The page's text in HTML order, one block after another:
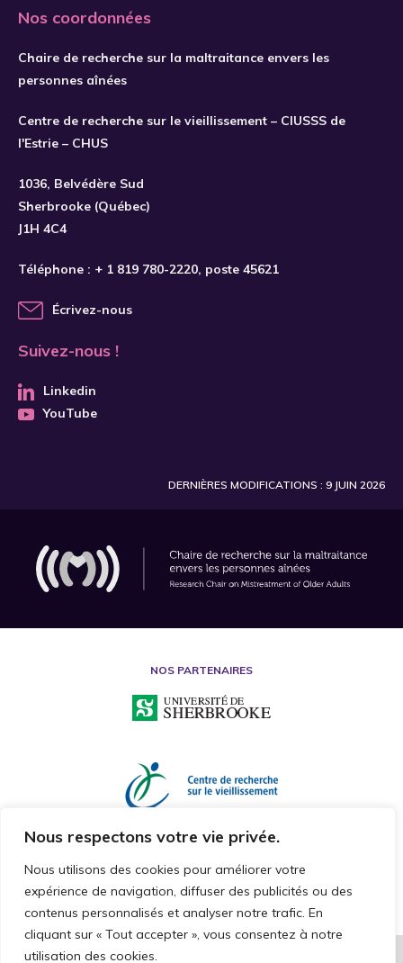
Nous respectons votre vie privée.
Nous utilisons des cookies pour améliorer votre
expérience de navigation, diffuser des publicités ou des
contenus personnalisés et analyser notre trafic. En
cliquant sur « Tout accepter », vous consentez à notre
utilisation des cookies.
Nos coordonnées
Chaire de recherche sur la maltraitance envers les
personnes aînées
Centre de recherche sur le vieillissement – CIUSSS de
l'Estrie – CHUS
1036, Belvédère Sud
Sherbrooke (Québec)
J1H 4C4
Téléphone : + 1 819 780-2220, poste 45621
Écrivez-nous
Suivez-nous !
Linkedin
YouTube
DERNIÈRES MODIFICATIONS : 9 JUIN 2026
NOS PARTENAIRES